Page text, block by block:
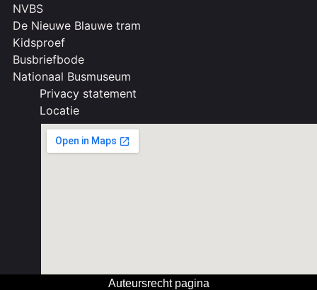
NVBS
De Nieuwe Blauwe tram
Kidsproef
Busbriefbode
Nationaal Busmuseum
Privacy statement
Locatie
Auteursrecht pagina